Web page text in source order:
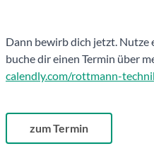
Dann bewirb dich jetzt. Nutze
buche dir einen Termin über
calendly.com/rottmann-
zum Termin